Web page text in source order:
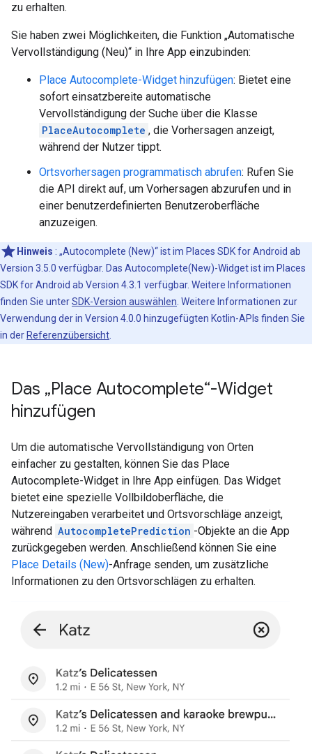
zu erhalten.
Sie haben zwei Möglichkeiten, die Funktion „Automatische
Vervollständigung (Neu)“ in Ihre App einzubinden:
Place Autocomplete-Widget hinzufügen: Bietet eine
sofort einsatzbereite automatische
Vervollständigung der Suche über die Klasse
PlaceAutocomplete , die Vorhersagen anzeigt,
während der Nutzer tippt.
Ortsvorhersagen programmatisch abrufen: Rufen Sie
die API direkt auf, um Vorhersagen abzurufen und in
einer benutzerdefinierten Benutzeroberfläche
anzuzeigen.
Hinweis : „Autocomplete (New)“ ist im Places SDK for Android ab
Version 3.5.0 verfügbar. Das Autocomplete(New)-Widget ist im Places
SDK for Android ab Version 4.3.1 verfügbar. Weitere Informationen
finden Sie unterSDK-Version auswählen . Weitere Informationen zur
Verwendung der in Version 4.0.0 hinzugefügten Kotlin-APIs finden Sie
in der Referenzübersicht
Das „Place Autocomplete“-Widget
hinzufügen
Um die automatische Vervollständigung von Orten
einfacher zu gestalten, können Sie das Place
Autocomplete-Widget in Ihre App einfügen. Das Widget
bietet eine spezielle Vollbildoberfläche, die
Nutzereingaben verarbeitet und Ortsvorschläge anzeigt,
während AutocompletePrediction -Objekte an die App
zurückgegeben werden. Anschließend können Sie eine
Place Details (New)-Anfrage senden, um zusätzliche
Informationen zu den Ortsvorschlägen zu erhalten.